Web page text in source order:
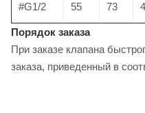
#G1/2 55 73
Порядок заказа
При заказе клапана
заказа, приведенный в